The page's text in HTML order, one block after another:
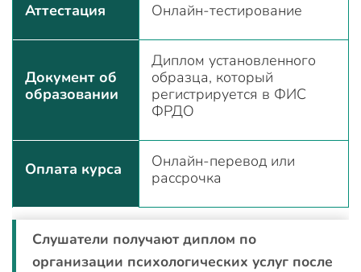
Аттестация Онлайн-тестирование
Документ об
образовании
Диплом установленного
образца, который
регистрируется в ФИС
ФРДО
Оплата курса
Онлайн-перевод или
рассрочка
Слушатели получают диплом по
организации психологических услуг после